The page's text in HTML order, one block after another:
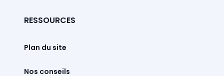
RESSOURCES
Plan du site
Nos conseils